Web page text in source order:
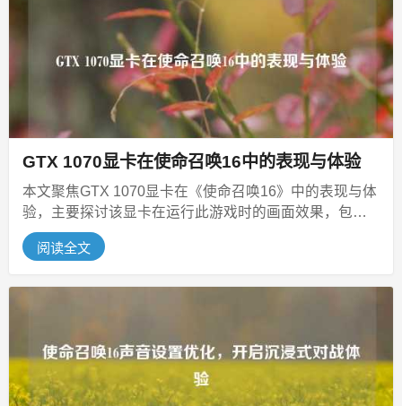
GTX 1070显卡在使命召唤16中的表现与体验
本文聚焦GTX 1070显卡在《使命召唤16》中的表现与体
验，主要探讨该显卡在运行此游戏时的画面效果，包括
分辨率、纹理细节等方面...
阅读全文